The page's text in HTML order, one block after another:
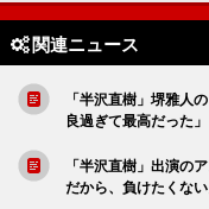
関連ニュース
「半沢直樹」堺雅人
良過ぎて最高だった」
「半沢直樹」出演の
だから、負けたくない